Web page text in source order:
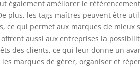
également améliorer le
plus, les tags maîtres peuvent être
qui permet aux marques de mieux
aussi aux entreprises la
des clients, ce qui leur donne un
marques de gérer, organiser et